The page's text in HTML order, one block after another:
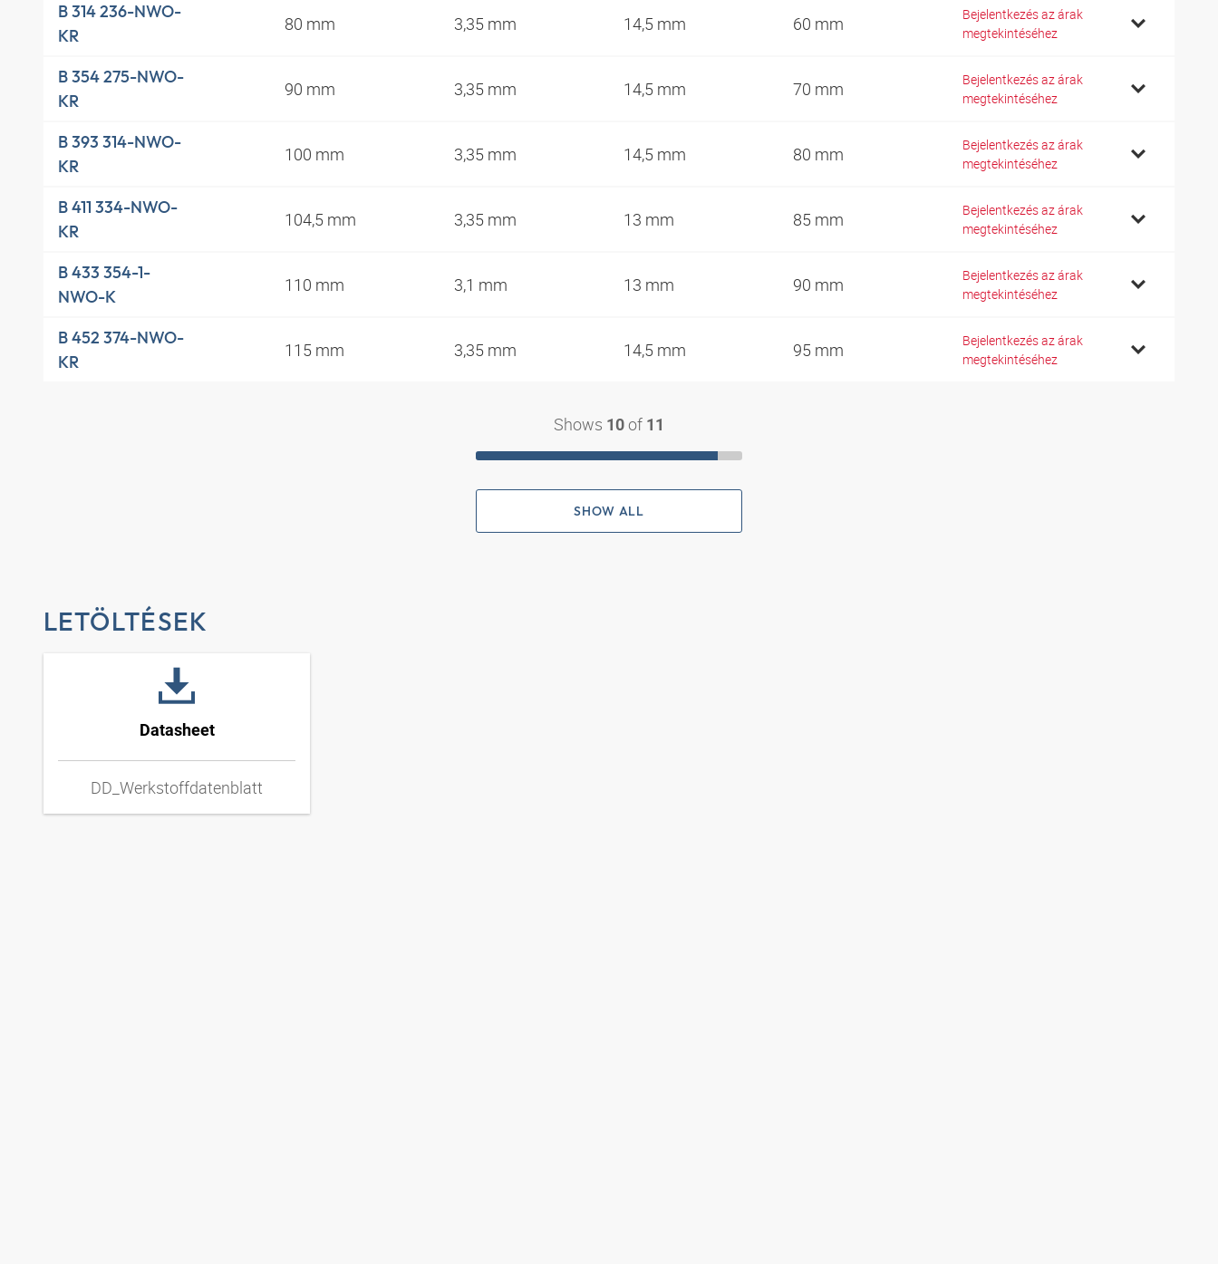
B 314 236-NWO-
KR
80 mm 3,35 mm 14,5 mm 60 mm
Bejelentkezés az árak
megtekintéséhez
B 354 275-NWO-
KR
90 mm 3,35 mm 14,5 mm 70 mm
Bejelentkezés az árak
megtekintéséhez
B 393 314-NWO-
KR
100 mm 3,35 mm 14,5 mm 80 mm
Bejelentkezés az árak
megtekintéséhez
B 411 334-NWO-
KR
104,5 mm 3,35 mm 13 mm 85 mm
Bejelentkezés az árak
megtekintéséhez
B 433 354-1-
NWO-K
110 mm 3,1 mm 13 mm 90 mm
Bejelentkezés az árak
megtekintéséhez
B 452 374-NWO-
KR
115 mm 3,35 mm 14,5 mm 95 mm
Bejelentkezés az árak
megtekintéséhez
Shows 10 of 11
SHOW ALL
LETÖLTÉSEK
Datasheet
DD_Werkstoffdatenblatt